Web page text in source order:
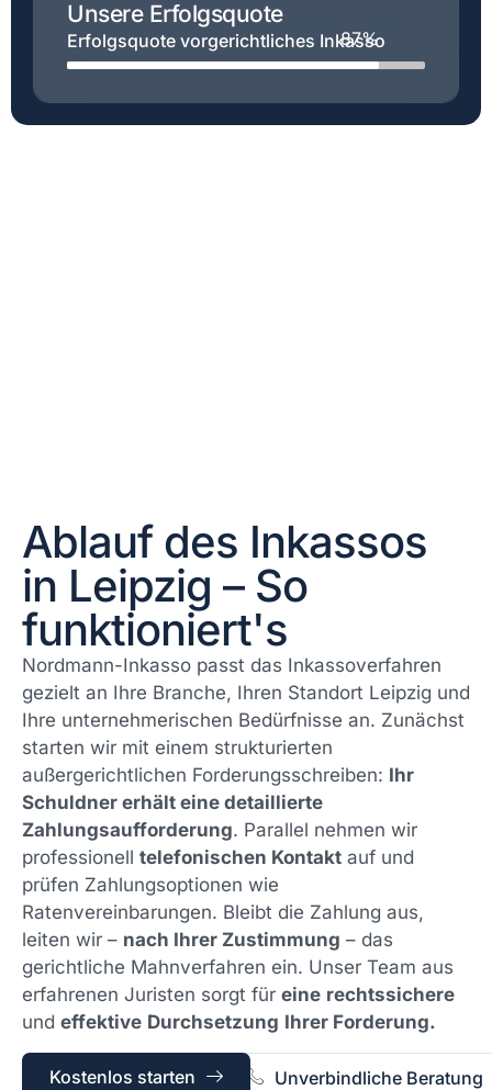
Unsere Erfolgsquote
Erfolgsquote vorgerichtliches Inkasso
87%
Ablauf des Inkassos
in Leipzig – So
funktioniert's
Nordmann-Inkasso passt das Inkassoverfahren
gezielt an Ihre Branche, Ihren Standort Leipzig und
Ihre unternehmerischen Bedürfnisse an. Zunächst
starten wir mit einem strukturierten
außergerichtlichen Forderungsschreiben: Ihr
Schuldner erhält eine detaillierte
Zahlungsaufforderung. Parallel nehmen wir
professionell telefonischen Kontakt auf und
prüfen Zahlungsoptionen wie
Ratenvereinbarungen. Bleibt die Zahlung aus,
leiten wir – nach Ihrer Zustimmung – das
gerichtliche Mahnverfahren ein. Unser Team aus
erfahrenen Juristen sorgt für eine rechtssichere
und effektive Durchsetzung Ihrer Forderung.
Kostenlos starten Unverbindliche Beratung